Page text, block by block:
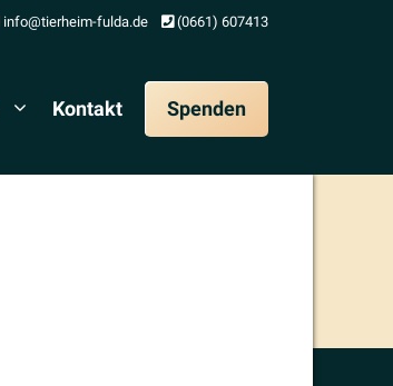
info@tierheim-fulda.de (0661) 607413
Kontakt Spenden